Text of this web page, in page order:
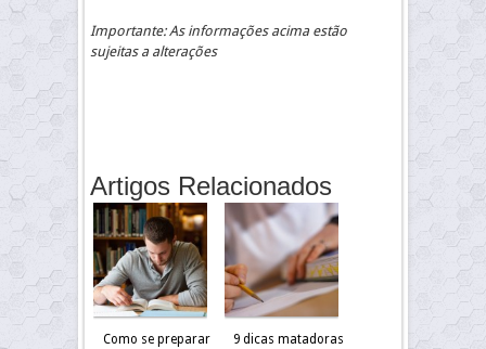
Importante: As informações acima estão
sujeitas a alterações
Artigos Relacionados
Como se preparar
9 dicas matadoras